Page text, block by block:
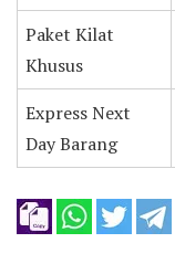
Paket Kilat
Khusus
Express Next
Day Barang